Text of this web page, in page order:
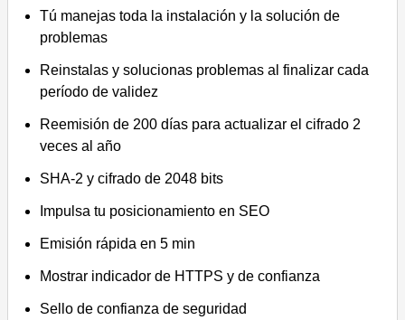
Tú manejas toda la instalación y la solución de
problemas
Reinstalas y solucionas problemas al finalizar cada
período de validez
Reemisión de 200 días para actualizar el cifrado 2
veces al año
SHA-2 y cifrado de 2048 bits
Impulsa tu posicionamiento en SEO
Emisión rápida en 5 min
Mostrar indicador de HTTPS y de confianza
Sello de confianza de seguridad